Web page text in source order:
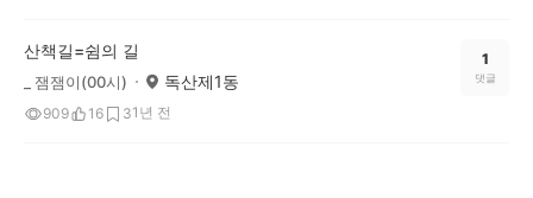
산책길=쉼의 길
_ 잼잼이(00시) 독산제1동
909 16 31년 전
1
댓글